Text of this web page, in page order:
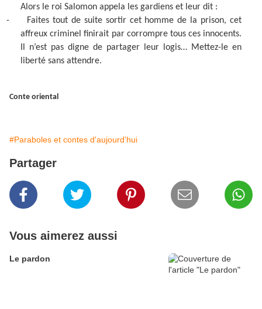
Alors le roi Salomon appela les gardiens et leur dit :
-
Faites tout de suite sortir cet homme de la prison, cet
affreux criminel finirait par corrompre tous ces innocents.
Il n’est pas digne de partager leur logis… Mettez-le en
liberté sans attendre.
Conte oriental
#Paraboles et contes d'aujourd'hui
Partager
Vous aimerez aussi
Le pardon